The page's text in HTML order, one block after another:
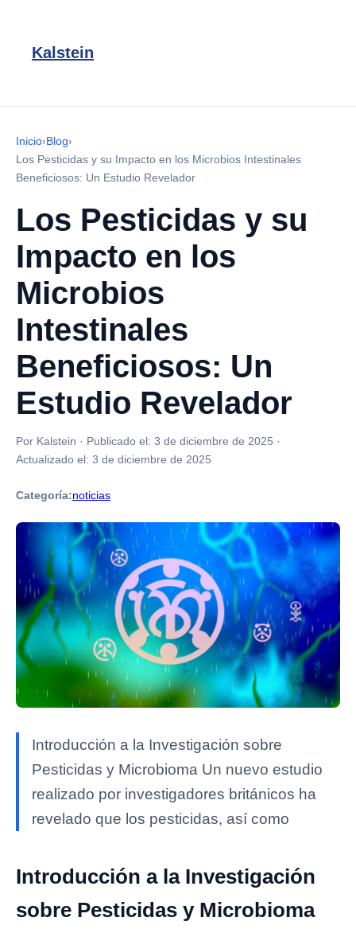
Kalstein
Inicio›Blog›
Los Pesticidas y su Impacto en los Microbios Intestinales
Beneficiosos: Un Estudio Revelador
Los Pesticidas y su
Impacto en los
Microbios
Intestinales
Beneficiosos: Un
Estudio Revelador
Por Kalstein · Publicado el: 3 de diciembre de 2025 ·
Actualizado el: 3 de diciembre de 2025
Categoría:noticias
Introducción a la Investigación sobre
Pesticidas y Microbioma Un nuevo estudio
realizado por investigadores británicos ha
revelado que los pesticidas, así como
Introducción a la Investigación
sobre Pesticidas y Microbioma